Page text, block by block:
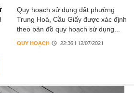
Quy hoạch sử dụng đất phường
Trung Hoà, Cầu Giấy được xác định
theo bản đồ quy hoạch sử dụng...
QUY HOẠCH 22:36 | 12/07/2021